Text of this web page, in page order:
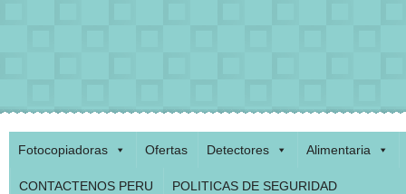
Fotocopiadoras Ofertas Detectores Alimentaria
CONTACTENOS PERU POLITICAS DE SEGURIDAD